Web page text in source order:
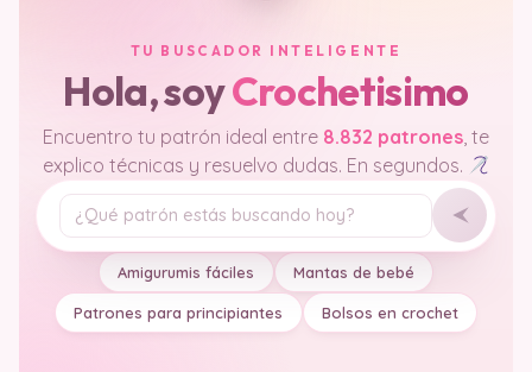
TU BUSCADOR INTELIGENTE
Hola, soyCrochetisimo
Encuentro tu patrón ideal entre 8.832 patrones, te
explico técnicas y resuelvo dudas. En segundos.
Tu pregunta
Amigurumis fáciles Mantas de bebé
Patrones para principiantes Bolsos en crochet